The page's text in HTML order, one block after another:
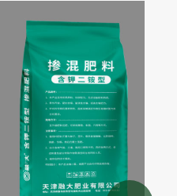
液配合肥料 カリ入りリン酸
タイプ